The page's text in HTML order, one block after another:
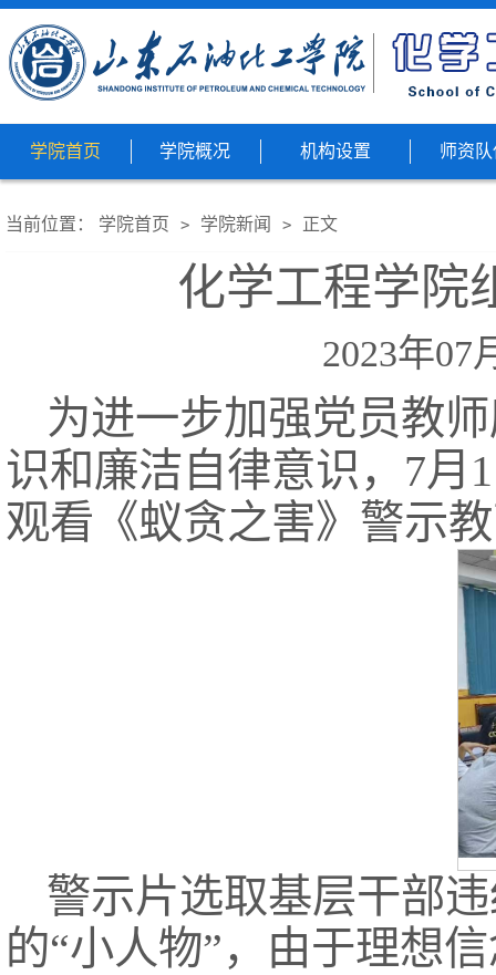
学院首页 学院概况 机构设置 师资
当前位置： 学院首页 > 学院新闻 > 正文
化学工程学院
2023年07
为进一步加强党员教
识和廉洁自律意识，7月
观看《蚁贪之害》警示
警示片选取基层干部
的“小人物”，由于理想